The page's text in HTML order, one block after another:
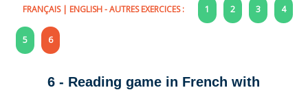
FRANÇAIS| ENGLISH- AUTRES EXERCICES : 1 2 3 4
5 6
6 - Reading game in French with